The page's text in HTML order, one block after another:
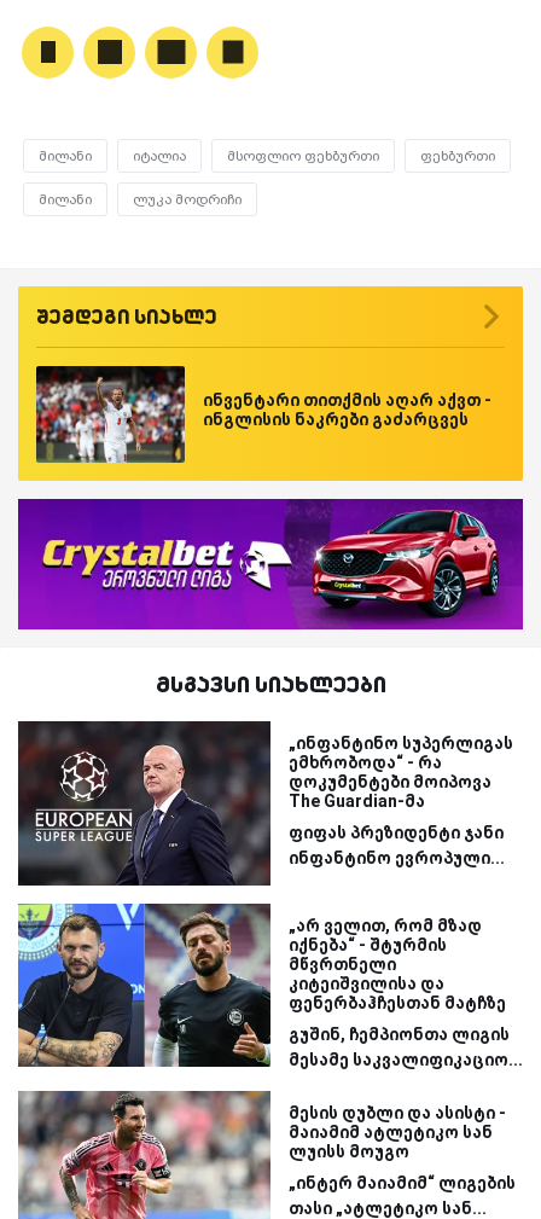
მილანი იტალია მსოფლიო ფეხბურთი ფეხბურთი
მილანი ლუკა მოდრიჩი
შემდეგი სიახლე
ინვენტარი თითქმის აღარ აქვთ -
ინგლისის ნაკრები გაძარცვეს
მსგავსი სიახლეები
„ინფანტინო სუპერლიგას
ემხრობოდა“ - რა
დოკუმენტები მოიპოვა
The Guardian-მა
ფიფას პრეზიდენტი ჯანი
ინფანტინო ევროპული...
„არ ველით, რომ მზად
იქნება“ - შტურმის
მწვრთნელი
კიტეიშვილისა და
ფენერბაჰჩესთან მატჩზე
გუშინ, ჩემპიონთა ლიგის
მესამე საკვალიფიკაციო...
მესის დუბლი და ასისტი -
მაიამიმ ატლეტიკო სან
ლუისს მოუგო
„ინტერ მაიამიმ“ ლიგების
თასი „ატლეტიკო სან...